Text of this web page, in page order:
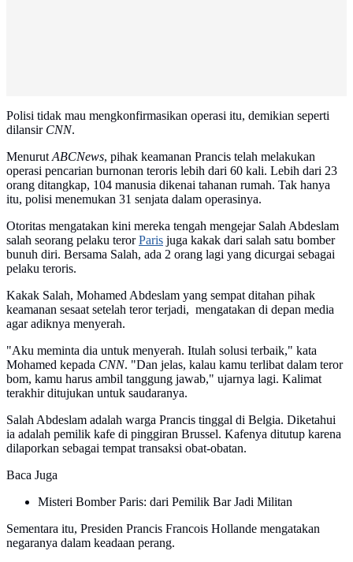
Polisi tidak mau mengkonfirmasikan operasi itu, demikian seperti
dilansir CNN.
MenurutABCNews, pihak keamanan Prancis telah melakukan
operasi pencarian burnonan teroris lebih dari 60 kali. Lebih dari 23
orang ditangkap, 104 manusia dikenai tahanan rumah. Tak hanya
itu, polisi menemukan 31 senjata dalam operasinya.
Otoritas mengatakan kini mereka tengah mengejar Salah Abdeslam
salah seorang pelaku terorParis juga kakak dari salah satu bomber
bunuh diri. Bersama Salah, ada 2 orang lagi yang dicurgai sebagai
pelaku teroris.
Kakak Salah, Mohamed Abdeslam yang sempat ditahan pihak
keamanan sesaat setelah teror terjadi, mengatakan di depan media
agar adiknya menyerah.
"Aku meminta dia untuk menyerah. Itulah solusi terbaik," kata
Mohamed kepada CNN. "Dan jelas, kalau kamu terlibat dalam teror
bom, kamu harus ambil tanggung jawab," ujarnya lagi. Kalimat
terakhir ditujukan untuk saudaranya.
Salah Abdeslam adalah warga Prancis tinggal di Belgia. Diketahui
ia adalah pemilik kafe di pinggiran Brussel. Kafenya ditutup karena
dilaporkan sebagai tempat transaksi obat-obatan.
Baca Juga
Misteri Bomber Paris: dari Pemilik Bar Jadi Militan
Sementara itu, Presiden Prancis Francois Hollande mengatakan
negaranya dalam keadaan perang.